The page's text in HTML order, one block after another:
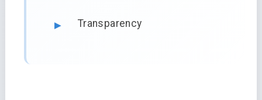
Transparency